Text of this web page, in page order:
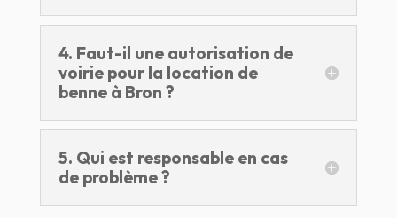
4. Faut-il une autorisation de
voirie pour la location de
benne à Bron ?
5. Qui est responsable en cas
de problème ?